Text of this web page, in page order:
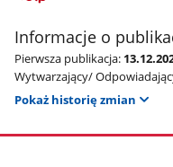
Informacje o
Pierwsza publikacja:
Wytwarzający/
Pokaż historię zmian